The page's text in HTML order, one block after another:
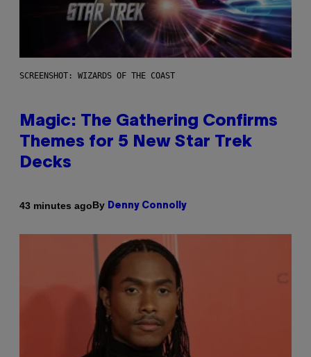
SCREENSHOT: WIZARDS OF THE COAST
Magic: The Gathering Confirms
Themes for 5 New Star Trek
Decks
43 minutes agoBy Denny Connolly